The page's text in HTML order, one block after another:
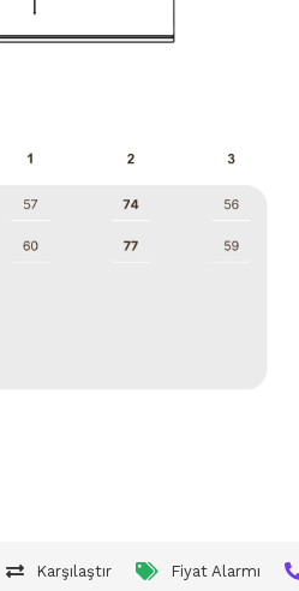
Karşılaştır Fiyat Alarmı